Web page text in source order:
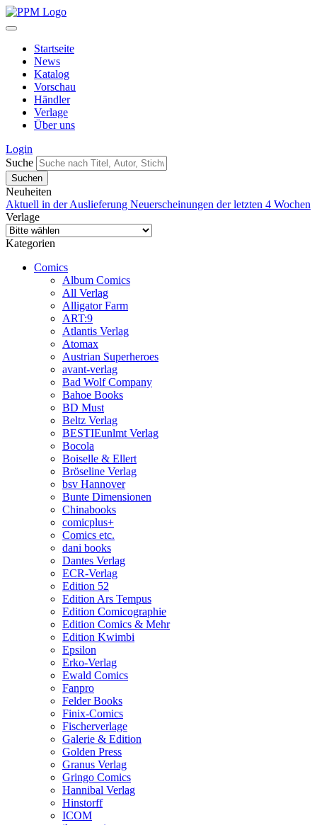
Startseite
News
Katalog
Vorschau
Händler
Verlage
Über uns
Login
Suche
Neuheiten
Aktuell in der Auslieferung Neuerscheinungen der letzten 4 Wochen
Verlage
Kategorien
Comics
Album Comics
All Verlag
Alligator Farm
ART:9
Atlantis Verlag
Atomax
Austrian Superheroes
avant-verlag
Bad Wolf Company
Bahoe Books
BD Must
Beltz Verlag
BESTIEunlmt Verlag
Bocola
Boiselle & Ellert
Bröseline Verlag
bsv Hannover
Bunte Dimensionen
Chinabooks
comicplus+
Comics etc.
dani books
Dantes Verlag
ECR-Verlag
Edition 52
Edition Ars Tempus
Edition Comicographie
Edition Comics & Mehr
Edition Kwimbi
Epsilon
Erko-Verlag
Ewald Comics
Fanpro
Felder Books
Finix-Comics
Fischerverlage
Galerie & Edition
Golden Press
Granus Verlag
Gringo Comics
Hannibal Verlag
Hinstorff
ICOM